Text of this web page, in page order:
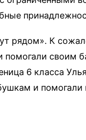
рядом». К
помогали своим
6 класса
и